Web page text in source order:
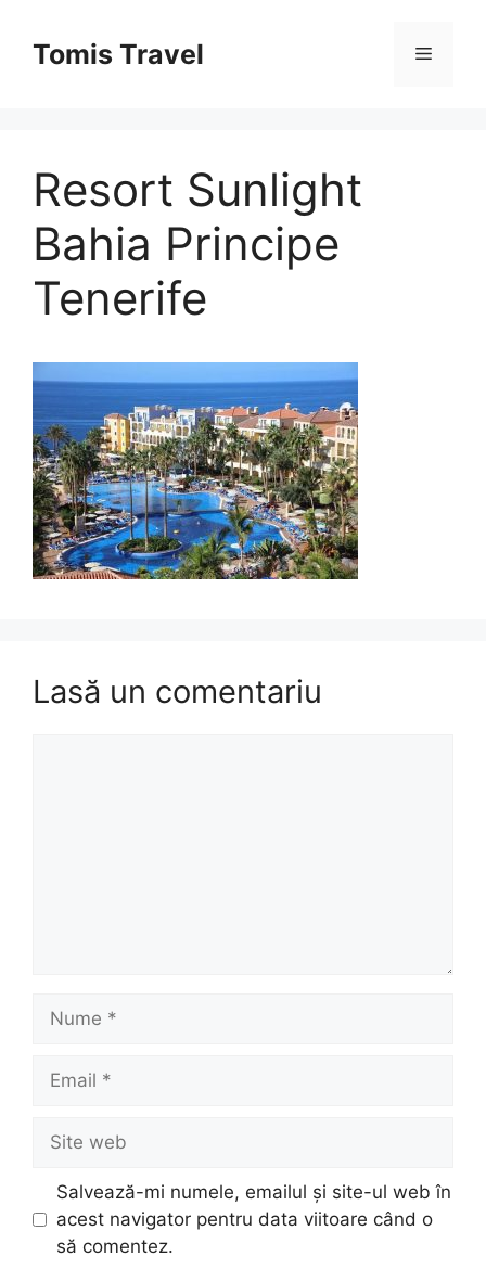
conținutTomis Travel Meniu
Resort Sunlight
Bahia Principe
Tenerife
Lasă un comentariu
Nume
Email
Site
web
Salvează-mi numele, emailul și site-ul web în
acest navigator pentru data viitoare când o
să comentez.